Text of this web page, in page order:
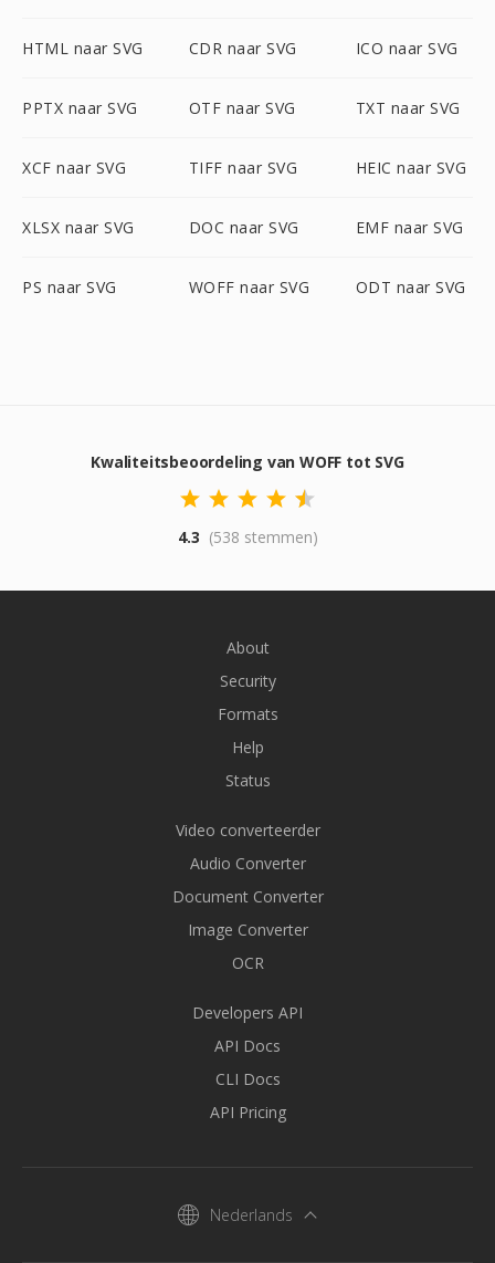
HTML naar SVG CDR naar SVG ICO naar SVG
PPTX naar SVG OTF naar SVG TXT naar SVG
XCF naar SVG TIFF naar SVG HEIC naar SVG
XLSX naar SVG DOC naar SVG EMF naar SVG
PS naar SVG WOFF naar SVG ODT naar SVG
Kwaliteitsbeoordeling van WOFF tot SVG
4.3 (538 stemmen)
About
Security
Formats
Help
Status
Video converteerder
Audio Converter
Document Converter
Image Converter
OCR
Developers API
API Docs
CLI Docs
API Pricing
Nederlands